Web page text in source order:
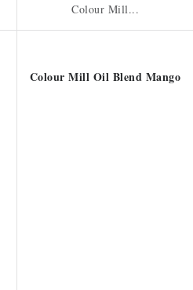
Colour Mill...
Colour Mill Oil Blend Mango